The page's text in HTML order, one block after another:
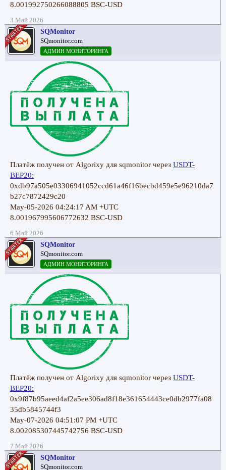
8.001992750266088805 BSC-USD
3 Май 2026
SQMonitor
SQmonitor.com
АДМИН МОНИТОРИНГА
Платёж получен от Algorixy для sqmonitor через USDT-
BEP20:
0xdb97a505e03306941052ccd61a46f16becbd459e5e96210da7
b27c7872429c20
May-05-2026 04:24:17 AM +UTC
8.001967995606772632 BSC-USD
6 Май 2026
SQMonitor
SQmonitor.com
АДМИН МОНИТОРИНГА
Платёж получен от Algorixy для sqmonitor через USDT-
BEP20:
0x9f87b95aeed4af2a5ee306ad8f18e361654443ce0db2977fa08
35db5845744f3
May-07-2026 04:51:07 PM +UTC
8.002085307445742756 BSC-USD
7 Май 2026
SQMonitor
SQmonitor.com